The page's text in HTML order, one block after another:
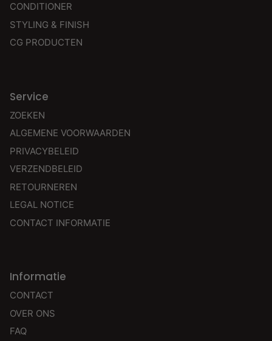
CONDITIONER
STYLING & FINISH
CG PRODUCTEN
Service
ZOEKEN
ALGEMENE VOORWAARDEN
PRIVACYBELEID
VERZENDBELEID
RETOURNEREN
LEGAL NOTICE
CONTACT INFORMATIE
Informatie
CONTACT
OVER ONS
FAQ